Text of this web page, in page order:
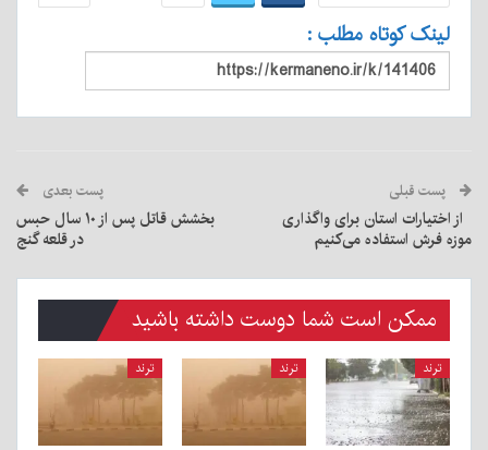
لینک کوتاه مطلب :
پست قبلی
از اختیارات استان برای واگذاری
موزه فرش استفاده می‌کنیم
پست بعدی
بخشش قاتل پس از ۱۰ سال حبس
در قلعه‌ گنج
ممکن است شما دوست داشته باشید
ترند ترند ترند